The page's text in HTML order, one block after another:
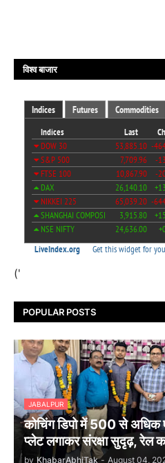
विश्व बाजार
('
POPULAR POSTS
JABALPUR
कोचिंग डिपो में 500 से अधिक
प्लेट लगाकर संरक्षा सुदृढ़, रेल
by KhabarAbhiTak - August 04,